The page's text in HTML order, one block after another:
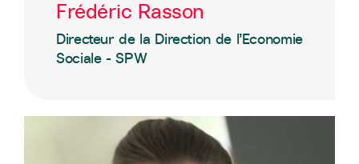
Frédéric Rasson
Directeur de la Direction de l’Economie
Sociale - SPW